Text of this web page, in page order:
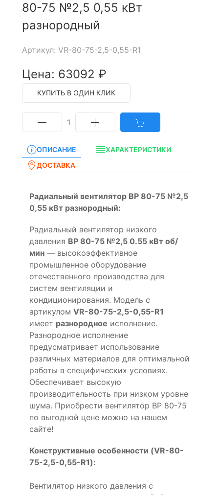
80-75 №2,5 0,55 кВт
разнородный
Артикул: VR-80-75-2,5-0,55-R1
Цена: 63092 ₽
КУПИТЬ В ОДИН КЛИК
1
ОПИСАНИЕ
ХАРАКТЕРИСТИКИ
ДОСТАВКА
Радиальный вентилятор ВР 80-75 №2,5
0,55 кВт разнородный:
Радиальный вентилятор низкого
давления ВР 80-75 №2,5 0.55 кВт об/
мин — высокоэффективное
промышленное оборудование
отечественного производства для
систем вентиляции и
кондиционирования. Модель с
артикулом VR-80-75-2,5-0,55-R1
имеет разнородное исполнение.
Разнородное исполнение
предусматривает использование
различных материалов для оптимальной
работы в специфических условиях.
Обеспечивает высокую
производительность при низком уровне
шума. Приобрести вентилятор ВР 80-75
по выгодной цене можно на нашем
сайте!
Конструктивные особенности (VR-80-
75-2,5-0,55-R1):
Вентилятор низкого давления с